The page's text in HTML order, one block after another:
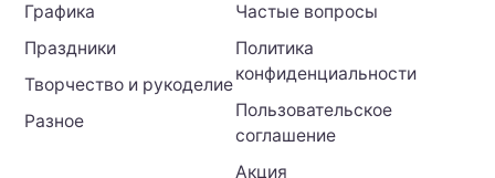
Графика
Праздники
Творчество и рукоделие
Разное
Частые вопросы
Политика
конфиденциальности
Пользовательское
соглашение
Акция